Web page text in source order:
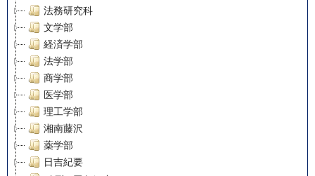
法務研究科
文学部
経済学部
法学部
商学部
医学部
理工学部
湘南藤沢
薬学部
日吉紀要